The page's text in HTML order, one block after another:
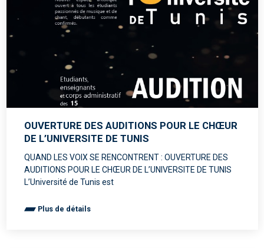
OUVERTURE DES AUDITIONS POUR LE CHŒUR
DE L’UNIVERSITE DE TUNIS
QUAND LES VOIX SE RENCONTRENT : OUVERTURE DES
AUDITIONS POUR LE CHŒUR DE L’UNIVERSITE DE TUNIS
L’Université de Tunis est
Plus de détails